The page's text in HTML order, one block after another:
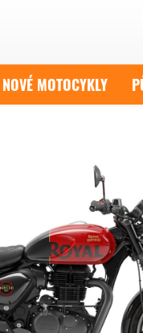
NOVÉ MOTOCYKLY